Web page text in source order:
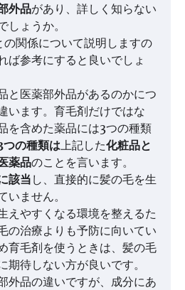
外品があり、詳しく知らない
しょうか。
関係について説明しますの
ば参考にすると良いでしょ
と医薬部外品があるのかにつ
います。育毛剤だけではな
を含めた薬品には3つの種類
つの種類は上記した化粧品と
薬品のことを言います。
該当 し、直接的に髪の毛を生
いません。
えやすくなる環境を整えるた
の治療よりも予防に向いてい
育毛剤を使うときは、髪の毛
期待しない方が良いです。
外品の違いですが、成分にあ